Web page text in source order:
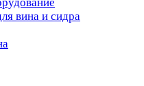
вина и сидра